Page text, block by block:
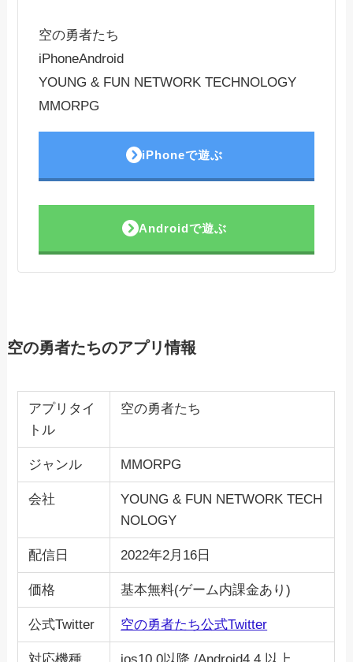
空の勇者たち
iPhoneAndroid
YOUNG & FUN NETWORK TECHNOLOGY
MMORPG
iPhoneで遊ぶ
Androidで遊ぶ
空の勇者たちのアプリ情報
アプリタイ
トル
空の勇者たち
ジャンル MMORPG
会社
YOUNG & FUN NETWORK TECH
NOLOGY
配信日 2022年2月16日
価格 基本無料(ゲーム内課金あり)
公式Twitter 空の勇者たち公式Twitter